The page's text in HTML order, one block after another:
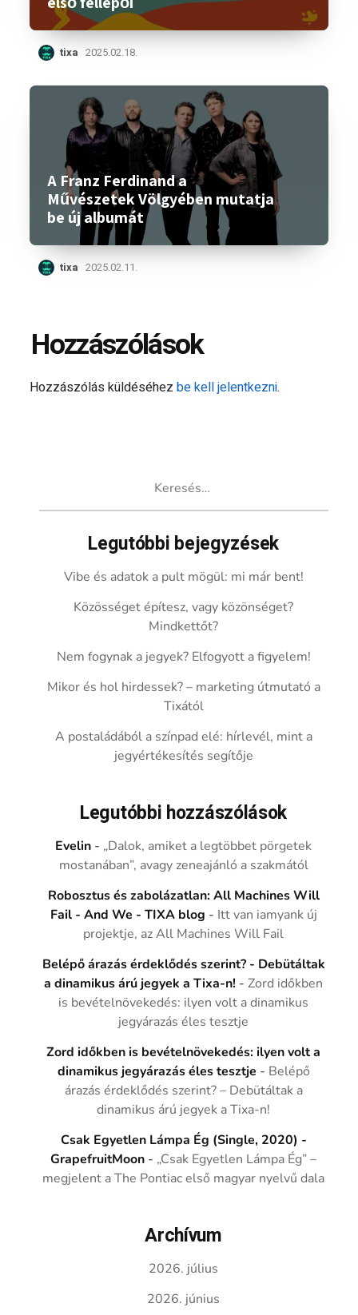
tixa 2025.02.18.
A Franz Ferdinand a
Művészetek Völgyében mutatja
be új albumát
tixa 2025.02.11.
Hozzászólások
Hozzászólás küldéséhezbe kell jelentkezni.
Legutóbbi bejegyzések
Vibe és adatok a pult mögül: mi már bent!
Közösséget építesz, vagy közönséget?
Mindkettőt?
Nem fogynak a jegyek? Elfogyott a figyelem!
Mikor és hol hirdessek? – marketing útmutató a
Tixától
A postaládából a színpad elé: hírlevél, mint a
jegyértékesítés segítője
Legutóbbi hozzászólások
Evelin - „Dalok, amiket a legtöbbet pörgetek
mostanában”, avagy zeneajánló a szakmától
Robosztus és zabolázatlan: All Machines Will
Fail - And We - TIXA blog - Itt van iamyank új
projektje, az All Machines Will Fail
Belépő árazás érdeklődés szerint? - Debütáltak
a dinamikus árú jegyek a Tixa-n! -Zord időkben
is bevételnövekedés: ilyen volt a dinamikus
jegyárazás éles tesztje
Zord időkben is bevételnövekedés: ilyen volt a
dinamikus jegyárazás éles tesztje - Belépő
árazás érdeklődés szerint? – Debütáltak a
dinamikus árú jegyek a Tixa-n!
Csak Egyetlen Lámpa Ég (Single, 2020) -
GrapefruitMoon - „Csak Egyetlen Lámpa Ég” –
megjelent a The Pontiac első magyar nyelvű dala
Archívum
2026. július
2026. június